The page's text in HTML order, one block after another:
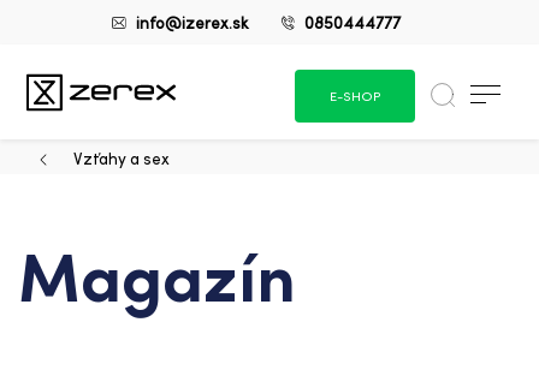
info@izerex.sk 0850444777
E-SHOP
Vzťahy a sex
Magazín